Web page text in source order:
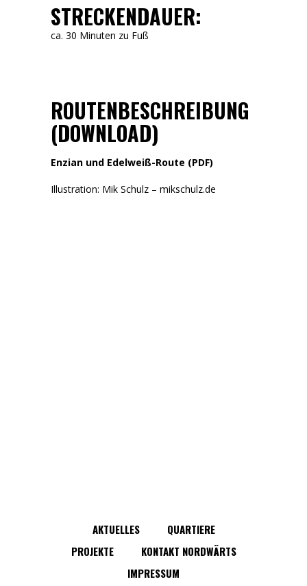
STRECKENDAUER:
ca. 30 Minuten zu Fuß
ROUTENBESCHREIBUNG
(DOWNLOAD)
Enzian und Edelweiß-Route (PDF)
Illustration: Mik Schulz – mikschulz.de
AKTUELLES
QUARTIERE
PROJEKTE
KONTAKT NORDWÄRTS
IMPRESSUM